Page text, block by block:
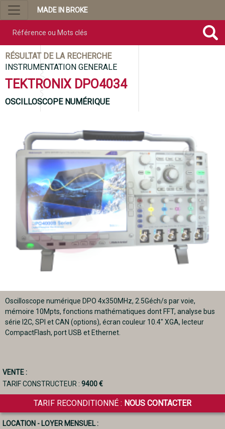
MADE IN BROKE
RÉSULTAT DE LA RECHERCHE
INSTRUMENTATION GENERALE
TEKTRONIX DPO4034
OSCILLOSCOPE NUMÉRIQUE
Oscilloscope numérique DPO 4x350MHz, 2.5Géch/s par voie,
mémoire 10Mpts, fonctions mathématiques dont FFT, analyse bus
série I2C, SPI et CAN (options), écran couleur 10.4" XGA, lecteur
CompactFlash, port USB et Ethernet.
VENTE :
TARIF CONSTRUCTEUR : 9400 €
TARIF RECONDITIONNÉ : NOUS CONTACTER
LOCATION - LOYER MENSUEL :